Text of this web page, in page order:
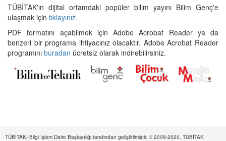
TÜBİTAK'ın dijital ortamdaki popüler bilim yayını Bilim Genç'e
ulaşmak için tıklayınız.
PDF formatını açabilmek için Adobe Acrobat Reader ya da
benzeri bir programa ihtiyacınız olacaktır. Adobe Acrobat Reader
programını buradan ücretsiz olarak indirebilirsiniz.
TÜBİTAK- Bilgi İşlem Daire Başkanlığı tarafından geliştirilmiştir. © 2009-2020, TÜBİTAK